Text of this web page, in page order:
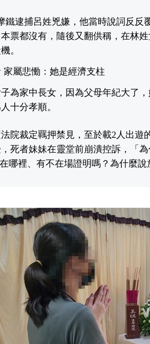
鐵逮捕呂姓兇嫌，他當時說詞反反
票都沒有，隨後又翻供稱，在林
。
家屬悲慟：她是經濟支柱
為家中長女，因為父母年紀大了
十分孝順。
院裁定羈押禁見，至於載2人出遊
死者妹妹在靈堂前崩潰控訴，「
哪裡、有不在場證明嗎？為什麼說